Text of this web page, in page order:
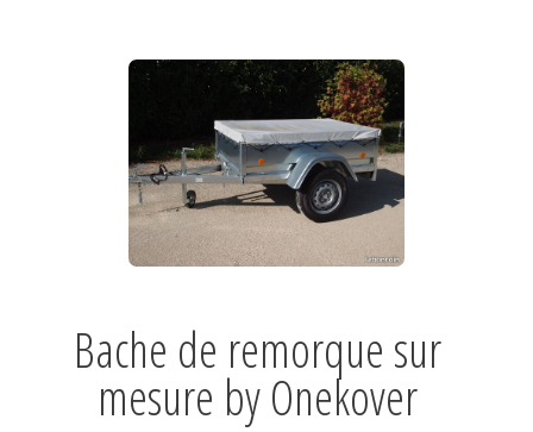
Bache de remorque sur
mesure by Onekover